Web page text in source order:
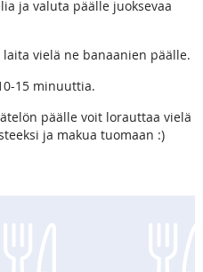
ja valuta päälle juoksevaa
vielä ne banaanien päälle.
15 minuuttia.
päälle voit lorauttaa vielä
ja makua tuomaan :)